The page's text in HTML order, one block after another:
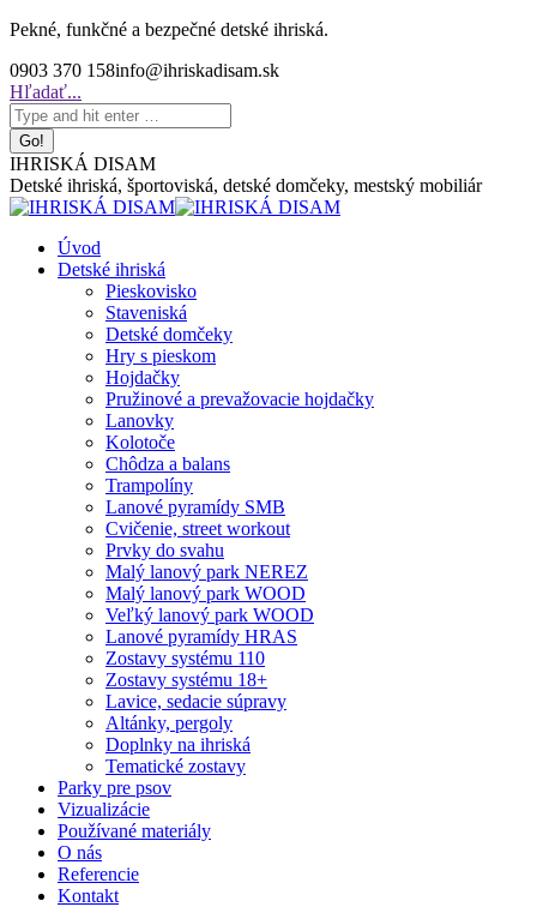
Skip
content
Pekné, funkčné a bezpečné detské ihriská.
0903 370 158info@ihriskadisam.sk
Search:
Hľadať...
IHRISKÁ DISAM
Detské ihriská, športoviská, detské domčeky, mestský mobiliár
Úvod
Detské ihriská
Pieskovisko
Staveniská
Detské domčeky
Hry s pieskom
Hojdačky
Pružinové a prevažovacie hojdačky
Lanovky
Kolotoče
Chôdza a balans
Trampolíny
Lanové pyramídy SMB
Cvičenie, street workout
Prvky do svahu
Malý lanový park NEREZ
Malý lanový park WOOD
Veľký lanový park WOOD
Lanové pyramídy HRAS
Zostavy systému 110
Zostavy systému 18+
Lavice, sedacie súpravy
Altánky, pergoly
Doplnky na ihriská
Tematické zostavy
Parky pre psov
Vizualizácie
Používané materiály
O nás
Referencie
Kontakt